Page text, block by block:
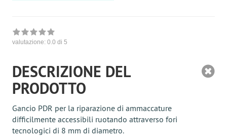
valutazione: 0.0 di 5
DESCRIZIONE DEL
PRODOTTO
Gancio PDR per la riparazione di ammaccature
difficilmente accessibili ruotando attraverso fori
tecnologici di 8 mm di diametro.